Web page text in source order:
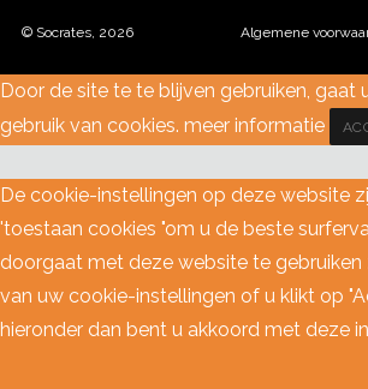
© Socrates, 2026 Algemene
Door de site te te blijven gebruiken, gaat
gebruik van cookies. meer informatie
De cookie-instellingen op deze website
'toestaan cookies "om u de beste
doorgaat met deze website te gebruiken
van uw cookie-instellingen of u klikt op
hieronder dan bent u akkoord met deze